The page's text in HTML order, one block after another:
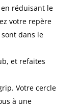
en réduisant le
votre repère
dans le
et refaites
Votre cercle
à une